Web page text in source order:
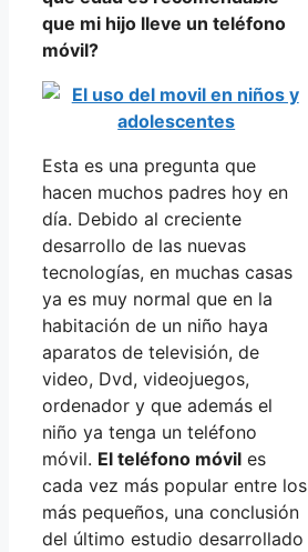
que mi hijo lleve un teléfono
móvil?
Esta es una pregunta que
hacen muchos padres hoy en
día. Debido al creciente
desarrollo de las nuevas
tecnologías, en muchas casas
ya es muy normal que en la
habitación de un niño haya
aparatos de televisión, de
video, Dvd, videojuegos,
ordenador y que además el
niño ya tenga un teléfono
móvil. El teléfono móvil es
cada vez más popular entre los
más pequeños, una conclusión
del último estudio desarrollado